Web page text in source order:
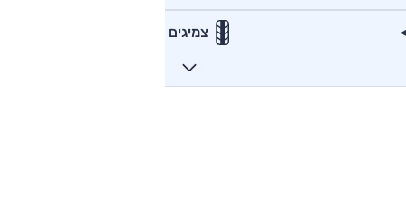
צמיגים